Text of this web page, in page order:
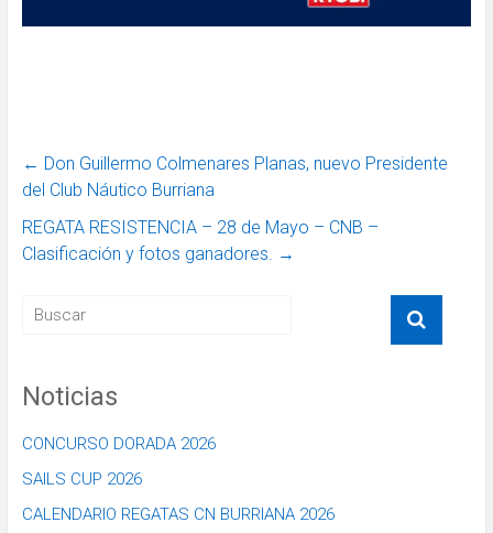
← Don Guillermo Colmenares Planas, nuevo Presidente
del Club Náutico Burriana
REGATA RESISTENCIA – 28 de Mayo – CNB –
Clasificación y fotos ganadores.
→
Noticias
CONCURSO DORADA 2026
SAILS CUP 2026
CALENDARIO REGATAS CN BURRIANA 2026